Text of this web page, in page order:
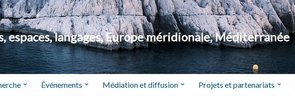
espaces, langages, Europe méridionale, Méditerranée
Événements Médiation et diffusion Projets et partenariats